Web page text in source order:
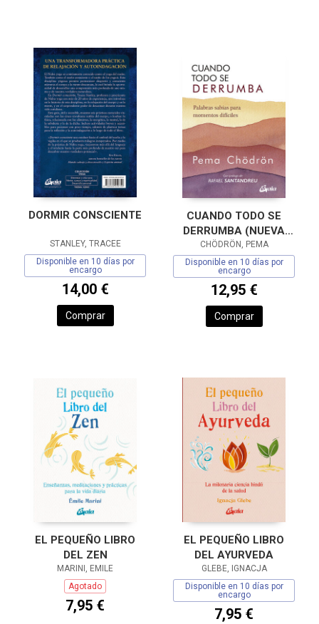
DORMIR CONSCIENTE
STANLEY, TRACEE
Disponible en 10 días por
encargo
14,00 €
Comprar
CUANDO TODO SE
DERRUMBA (NUEVA
EDICIÓN)
CHÖDRÖN, PEMA
Disponible en 10 días por
encargo
12,95 €
Comprar
EL PEQUEÑO LIBRO
DEL ZEN
MARINI, EMILE
Agotado
7,95 €
EL PEQUEÑO LIBRO
DEL AYURVEDA
GLEBE, IGNACJA
Disponible en 10 días por
encargo
7,95 €